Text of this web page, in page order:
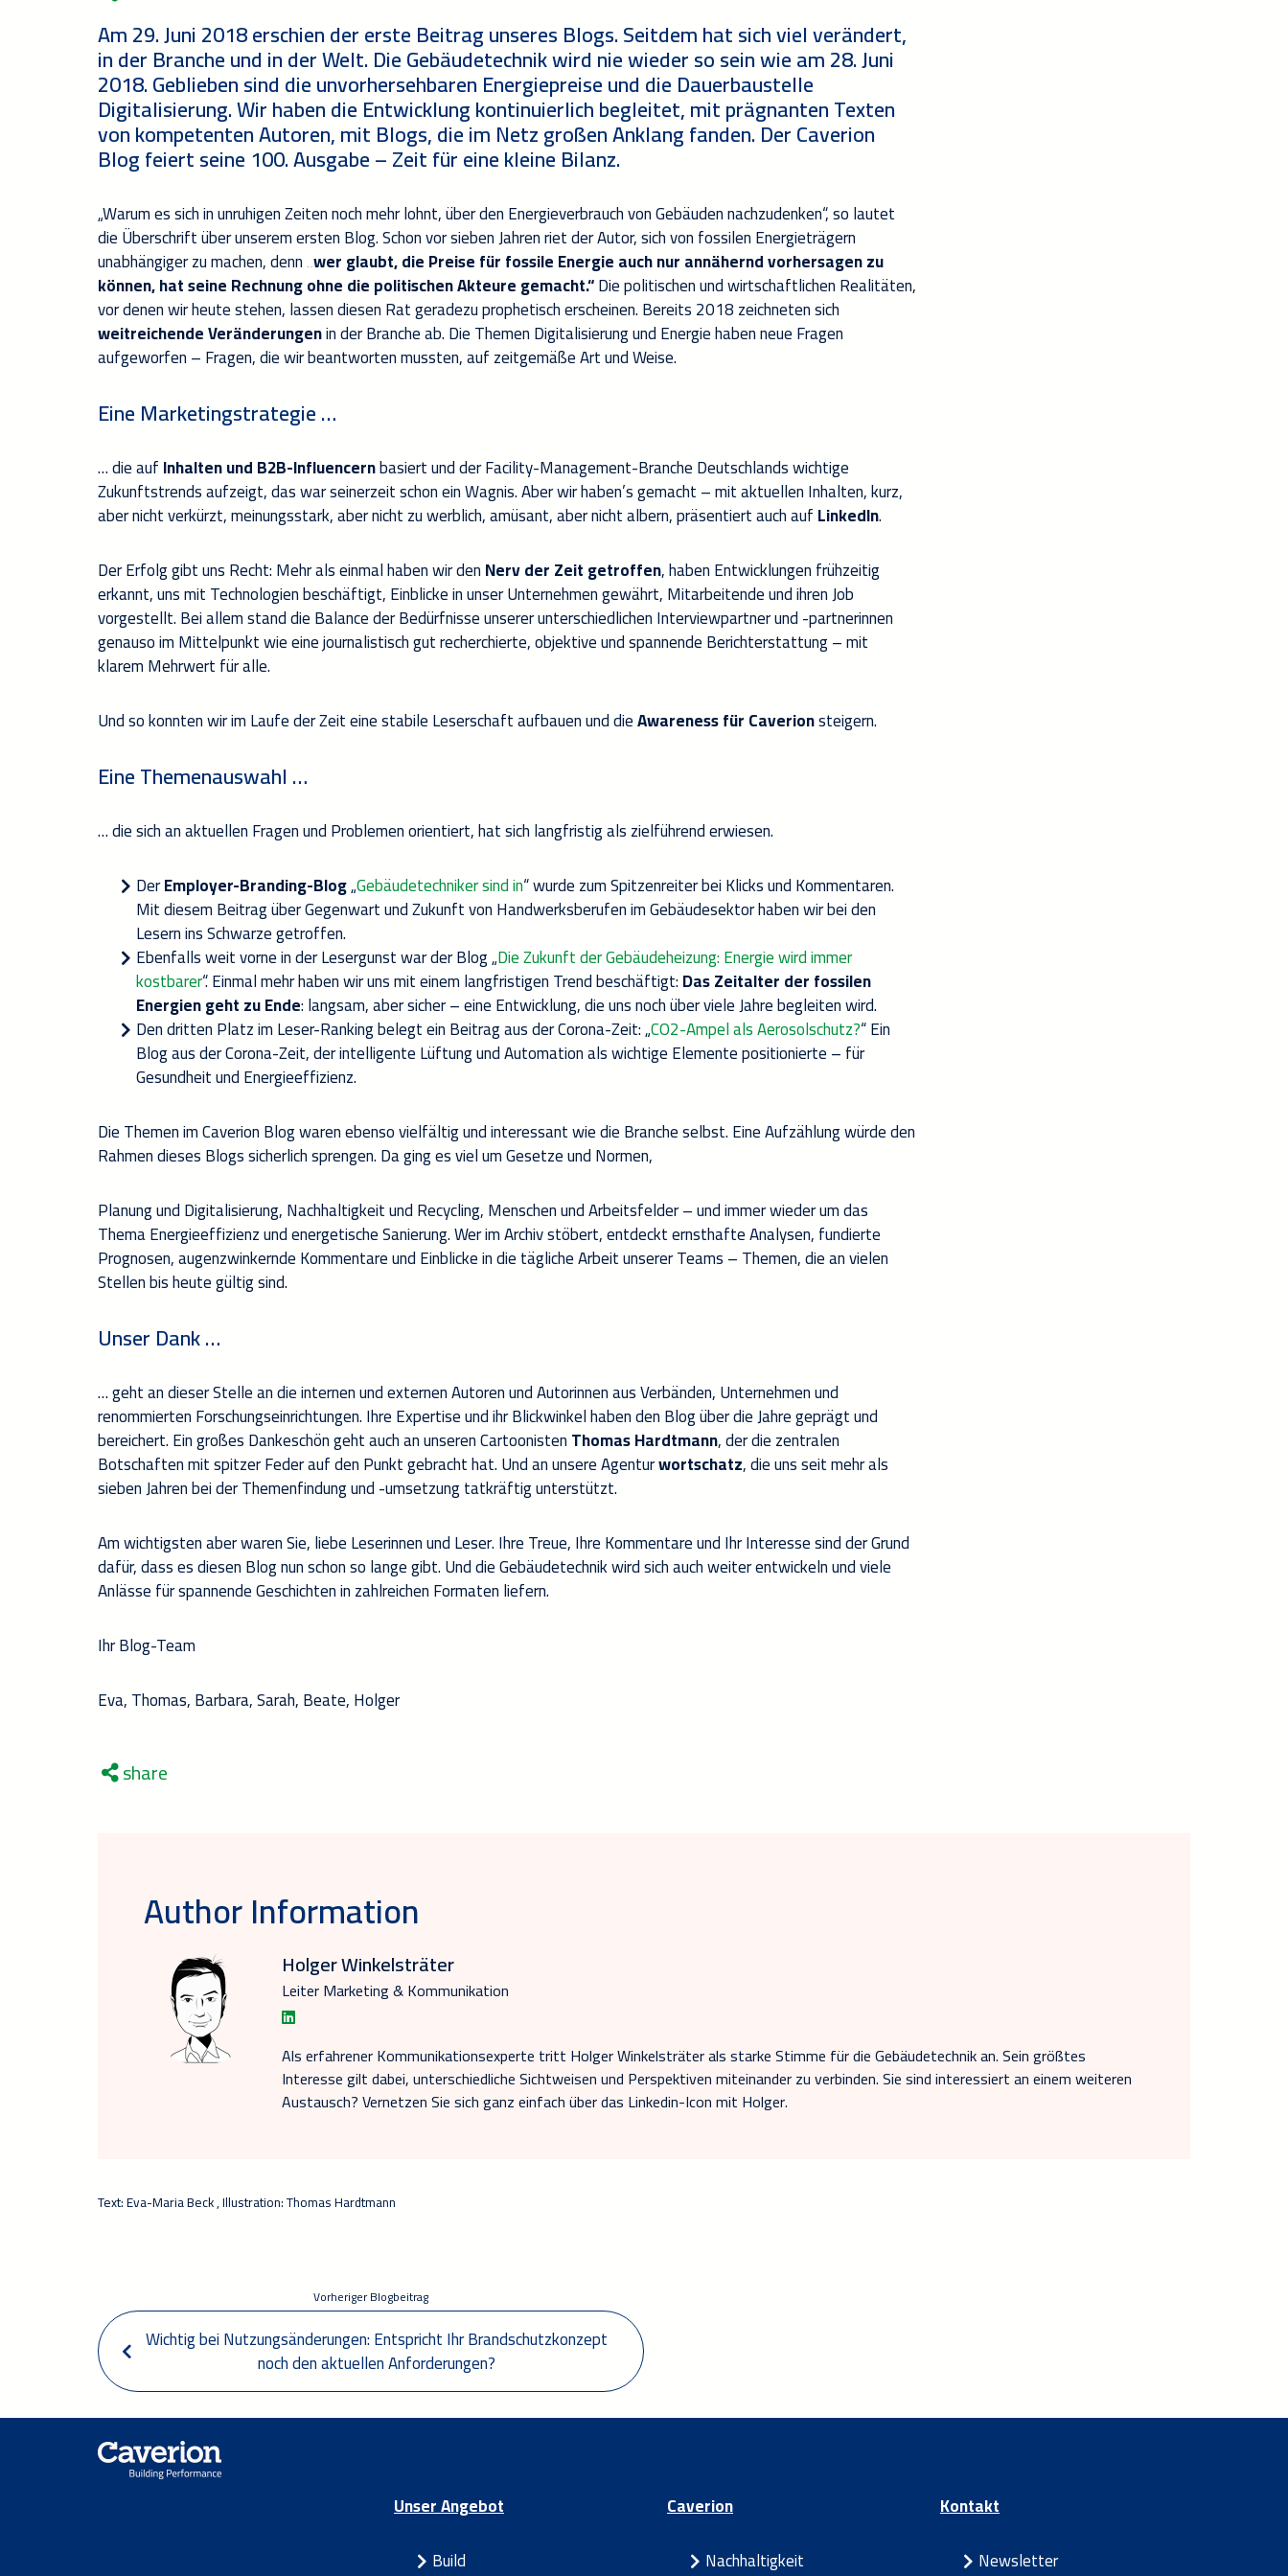
Am 29. Juni 2018 erschien der erste Beitrag unseres Blogs.Seitdem hat sich viel verändert,
in der Branche und in der Welt. Die Gebäudetechnik wird nie wieder so sein wie am 28. Juni
2018. Geblieben sind die unvorhersehbaren Energiepreise und die Dauerbaustelle
Digitalisierung. Wir haben die Entwicklung kontinuierlich begleitet, mit prägnanten Texten
von kompetenten Autoren, mit Blogs, die im Netz großen Anklang fanden. Der Caverion
Blog feiert seine 100. Ausgabe – Zeit für eine kleine Bilanz.
„Warum es sich in unruhigen Zeiten noch mehr lohnt, über den Energieverbrauch von Gebäuden nachzudenken“, so lautet
die Überschrift über unserem ersten Blog. Schon vor sieben Jahren riet der Autor, sich von fossilen Energieträgern
unabhängiger zu machen, denn„wer glaubt, die Preise für fossile Energie auch nur annähernd vorhersagen zu
können, hat seine Rechnung ohne die politischen Akteure gemacht.“Die politischen und wirtschaftlichen Realitäten,
vor denen wir heute stehen, lassen diesen Rat geradezu prophetisch erscheinen. Bereits 2018 zeichneten sich
weitreichende Veränderungenin der Branche ab. Die Themen Digitalisierung und Energie haben neue Fragen
aufgeworfen – Fragen, die wir beantworten mussten, auf zeitgemäße Art und Weise.
Eine Marketingstrategie …
… die aufInhalten und B2B-Influencernbasiert und der Facility-Management-Branche Deutschlands wichtige
Zukunftstrends aufzeigt, das war seinerzeit schon ein Wagnis. Aber wir haben’s gemacht – mit aktuellen Inhalten, kurz,
aber nicht verkürzt, meinungsstark, aber nicht zu werblich, amüsant, aber nicht albern, präsentiert auch aufLinkedIn.
Der Erfolg gibt uns Recht: Mehr als einmal haben wir denNerv der Zeit getroffen, haben Entwicklungen frühzeitig
erkannt, uns mit Technologien beschäftigt, Einblicke in unser Unternehmen gewährt, Mitarbeitende und ihren Job
vorgestellt. Bei allem stand die Balance der Bedürfnisse unserer unterschiedlichen Interviewpartner und -partnerinnen
genauso im Mittelpunkt wie eine journalistisch gut recherchierte, objektive und spannende Berichterstattung – mit
klarem Mehrwert für alle.
Und so konnten wir im Laufe der Zeit eine stabile Leserschaft aufbauen und dieAwareness für Caverionsteigern.
Eine Themenauswahl …
… die sich an aktuellen Fragen und Problemen orientiert, hat sich langfristig als zielführend erwiesen.
DerEmployer-Branding-Blog„Gebäudetechniker sind in“ wurde zum Spitzenreiter bei Klicks und Kommentaren.
Mit diesem Beitrag über Gegenwart und Zukunft von Handwerksberufen im Gebäudesektor haben wir bei den
Lesern ins Schwarze getroffen.
Ebenfalls weit vorne in der Lesergunst war der Blog „Die Zukunft der Gebäudeheizung: Energie wird immer
kostbarer“. Einmal mehr haben wir uns mit einem langfristigen Trend beschäftigt:Das Zeitalter der fossilen
Energien geht zu Ende: langsam, aber sicher – eine Entwicklung, die uns noch über viele Jahre begleiten wird.
Den dritten Platz im Leser-Ranking belegt ein Beitrag aus der Corona-Zeit: „CO2-Ampel als Aerosolschutz?“ Ein
Blog aus der Corona-Zeit, der intelligente Lüftung und Automation als wichtige Elemente positionierte – für
Gesundheit und Energieeffizienz.
Die Themen im Caverion Blog waren ebenso vielfältig und interessant wie die Branche selbst. Eine Aufzählung würde den
Rahmen dieses Blogs sicherlich sprengen. Da ging es viel um Gesetze und Normen,
Planung und Digitalisierung, Nachhaltigkeit und Recycling, Menschen und Arbeitsfelder – und immer wieder um das
Thema Energieeffizienz und energetische Sanierung. Wer im Archiv stöbert, entdeckt ernsthafte Analysen, fundierte
Prognosen, augenzwinkernde Kommentare und Einblicke in die tägliche Arbeit unserer Teams – Themen, die an vielen
Stellen bis heute gültig sind.
Unser Dank …
… geht an dieser Stelle an die internen und externen Autoren und Autorinnen aus Verbänden, Unternehmen und
renommierten Forschungseinrichtungen. Ihre Expertise und ihr Blickwinkel haben den Blog über die Jahre geprägt und
bereichert. Ein großes Dankeschön geht auch an unseren CartoonistenThomas Hardtmann, der die zentralen
Botschaften mit spitzer Feder auf den Punkt gebracht hat. Und an unsere Agenturwortschatz, die uns seit mehr als
sieben Jahren bei der Themenfindung und -umsetzung tatkräftig unterstützt.
Am wichtigsten aber waren Sie, liebe Leserinnen und Leser. Ihre Treue, Ihre Kommentare und Ihr Interesse sind der Grund
dafür, dass es diesen Blog nun schon so lange gibt. Und die Gebäudetechnik wird sich auch weiter entwickeln und viele
Anlässe für spannende Geschichten in zahlreichen Formaten liefern.
Ihr Blog-Team
Eva, Thomas, Barbara, Sarah, Beate, Holger
share
Author Information
Holger Winkelsträter
Leiter Marketing & Kommunikation
Als erfahrener Kommunikationsexperte tritt Holger Winkelsträter als starke Stimme für die Gebäudetechnik an. Sein größtes
Interesse gilt dabei, unterschiedliche Sichtweisen und Perspektiven miteinander zu verbinden. Sie sind interessiert an einem weiteren
Austausch? Vernetzen Sie sich ganz einfach über das Linkedin-Icon mit Holger.
Text: Eva-Maria Beck , Illustration: Thomas Hardtmann
Vorheriger Blogbeitrag
noch den aktuellen Anforderungen?
Unser Angebot
Build
Caverion
Nachhaltigkeit
Kontakt
Newsletter